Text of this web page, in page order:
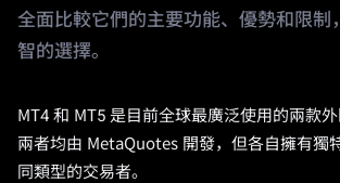
全面比較它們的主要功能、優勢和限制
智的選擇。
MT4 和 MT5 是目前全球最廣泛使用的兩款
兩者均由 MetaQuotes 開發，但各自擁有獨
同類型的交易者。